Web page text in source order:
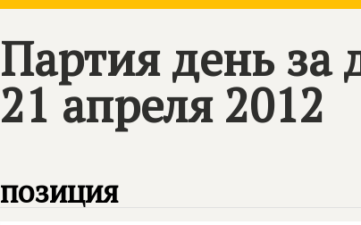
Партия день за
21 апреля 2012
позиция